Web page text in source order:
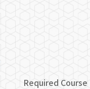
Required